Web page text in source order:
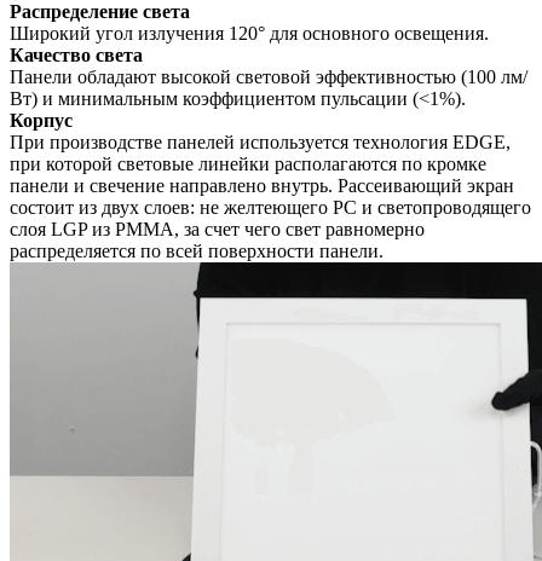
Распределение света
Широкий угол излучения 120° для основного освещения.
Качество света
Панели обладают высокой световой эффективностью (100 лм/
Вт) и минимальным коэффициентом пульсации (<1%).
Корпус
При производстве панелей используется технология EDGE,
при которой световые линейки располагаются по кромке
панели и свечение направлено внутрь. Рассеивающий экран
состоит из двух слоев: не желтеющего PC и светопроводящего
слоя LGP из PMMA, за счет чего свет равномерно
распределяется по всей поверхности панели.